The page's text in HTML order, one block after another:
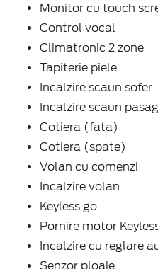
Monitor cu touch
Control vocal
Climatronic 2 zone
Tapiterie piele
Incalzire scaun sofer
Incalzire scaun
Cotiera (fata)
Cotiera (spate)
Volan cu comenzi
Incalzire volan
Keyless go
Pornire motor
Incalzire cu reglare
Senzor ploaie